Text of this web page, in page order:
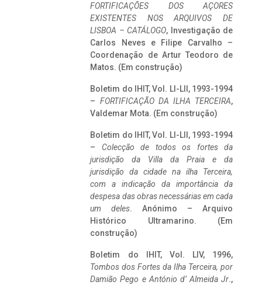
FORTIFICAÇÕES DOS AÇORES
EXISTENTES NOS ARQUIVOS DE
LISBOA – CATÁLOGO, Investigação de
Carlos Neves e Filipe Carvalho –
Coordenação de Artur Teodoro de
Matos. (Em construção)
Boletim do IHIT, Vol. LI-LII, 1993-1994
– FORTIFICAÇÃO DA ILHA TERCEIRA,
Valdemar Mota. (Em construção)
Boletim do IHIT, Vol. LI-LII, 1993-1994
– Colecção de todos os fortes da
jurisdição da Villa da Praia e da
jurisdição da cidade na ilha Terceira,
com a indicação da importância da
despesa das obras necessárias em cada
um deles. Anónimo – Arquivo
Histórico Ultramarino. (Em
construção)
Boletim do IHIT, Vol. LIV, 1996,
Tombos dos Fortes da Ilha Terceira, por
Damião Pego e António d’ Almeida Jr.,